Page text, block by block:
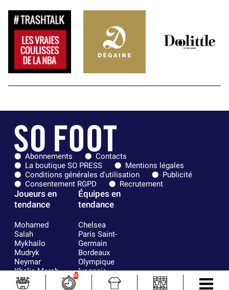
Abonnements
Contacts
La boutique SO PRESS
Mentions légales
Conditions générales d'utilisation
Publicité
Consentement RGPD
Recrutement
Joueurs en
tendance
Mohamed
Salah
Mykhailo
Mudryk
Neymar
Khalis Merah
Loïs Openda
Équipes en
tendance
Chelsea
Paris Saint-
Germain
Bordeaux
Olympique
lyonnais
FIFA
10